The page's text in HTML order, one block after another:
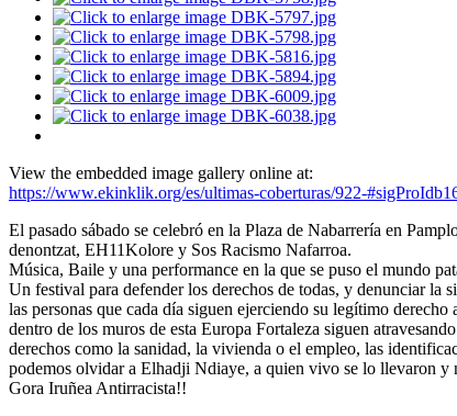
View the embedded image gallery online at:
https://www.ekinklik.org/es/ultimas-coberturas/922-
El pasado sábado se celebró en la Plaza de Nabarrería en
denontzat, EH11Kolore y Sos Racismo Nafarroa.
Música, Baile y una performance en la que se puso el mundo
Un festival para defender los derechos de todas, y denunciar la
las personas que cada día siguen ejerciendo su legítimo
dentro de los muros de esta Europa Fortaleza siguen
derechos como la sanidad, la vivienda o el empleo, las
podemos olvidar a Elhadji Ndiaye, a quien vivo se lo llevaron y
Gora Iruñea Antirracista!!